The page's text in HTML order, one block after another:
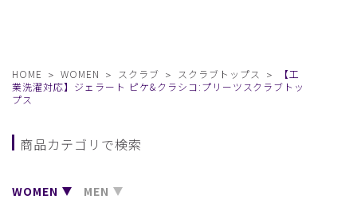
HOME WOMEN スクラブ スクラブトップス
【工
業洗濯対応】ジェラート ピケ&クラシコ:プリーツスクラブトッ
プス
商品カテゴリで検索
WOMEN MEN